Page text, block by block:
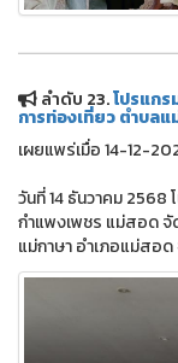
ลำดับ 23.โปรแก
การท่องเที่ยว ตำบล
เผยแพร่เมื่อ 14-12-
วันที่ 14 ธันวาคม
กำแพงเพชร แม่สอด
แม่กาษา อำเภอแม่สอ